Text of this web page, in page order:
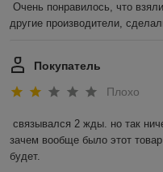
Очень понравилось, что
другие производители,
Покупатель
Плохо
связывался 2 жды. но так
зачем вообще было этот
будет.